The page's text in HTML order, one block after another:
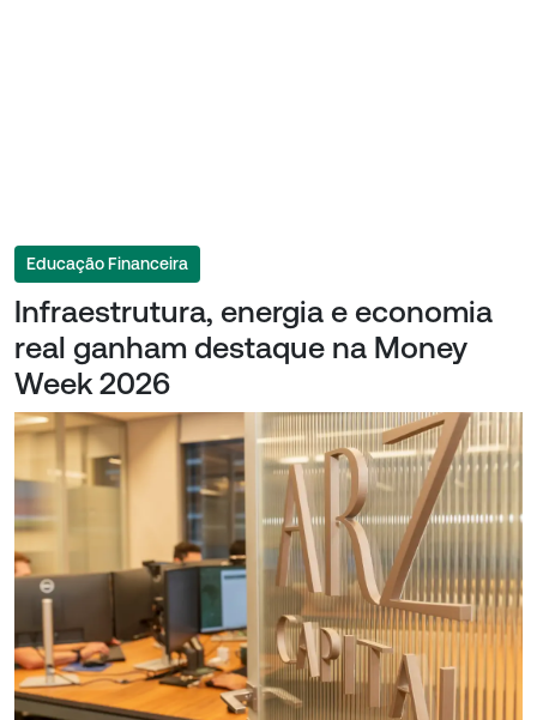
Educação Financeira
Infraestrutura, energia e economia
real ganham destaque na Money
Week 2026